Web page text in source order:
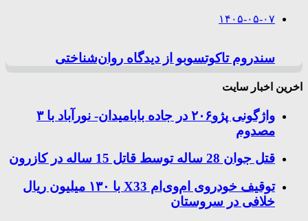
۱۴۰۵-۰۵-۰۷
سندروم تاکوتسوبو از دیدگاه روان‌شناختی
اخرین اخبار سایت
واژگونی پژو۲۰۶ در جاده بابامیدان- نورآباد با ۳
مصدوم
قتل جوان 28 ساله توسط قاتل 15 ساله در کازرون
توقیف خودروی ام‌وی‌ام X33 با ۱۳۰ میلیون ریال
خلافی در سروستان